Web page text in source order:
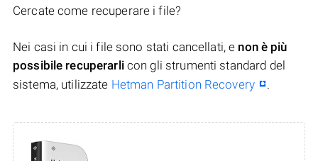
Cercate come recuperare i file?
Nei casi in cui i file sono stati cancellati, e non è più
possibile recuperarlicon gli strumenti standard del
sistema, utilizzate Hetman Partition Recovery .